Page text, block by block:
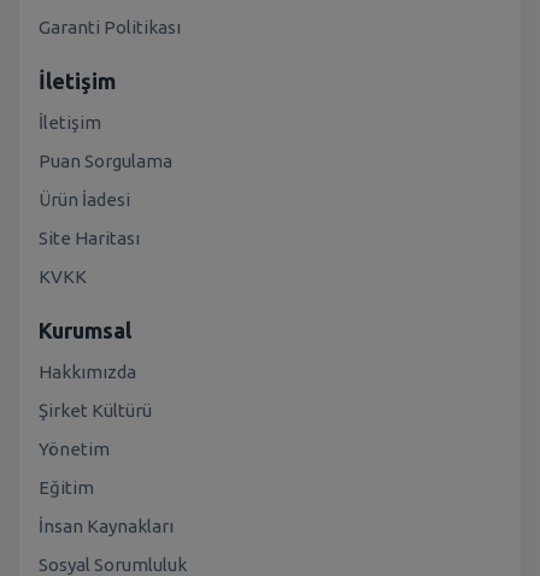
Garanti Politikası
İletişim
İletişim
Puan Sorgulama
Ürün İadesi
Site Haritası
KVKK
Kurumsal
Hakkımızda
Şirket Kültürü
Yönetim
Eğitim
İnsan Kaynakları
Sosyal Sorumluluk